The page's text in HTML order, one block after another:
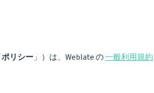
ポリシー 」）は、Weblate の一般利用規約